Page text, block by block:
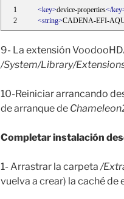
<key>device-properties</
<string>CADENA-EFI-
9- La extensión
/System/Library/
10-Reiniciar arrancando
de arranque de
Completar instalación
1- Arrastrar la carpeta /
vuelva a crear) la caché de